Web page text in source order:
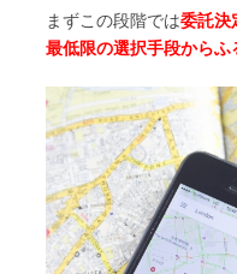
まずこの段階では委託決
最低限の選択手段からふ